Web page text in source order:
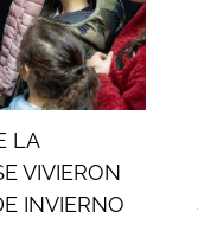
LA
VIVIERON
INVIERNO